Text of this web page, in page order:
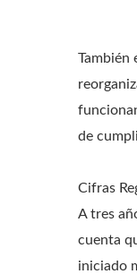
También
de
Cifras
A tres
cuenta
iniciado